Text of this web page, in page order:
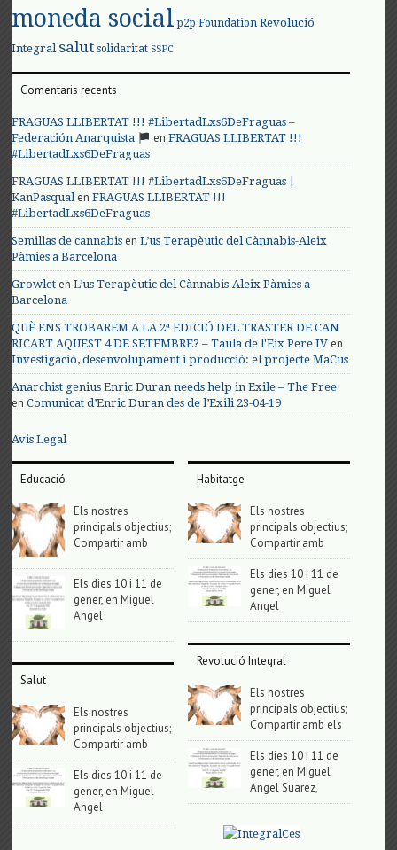
moneda social p2p Foundation Revolució
Integral salut solidaritat SSPC
Comentaris recents
FRAGUAS LLIBERTAT !!! #LibertadLxs6DeFraguas –
Federación Anarquista
enFRAGUAS LLIBERTAT !!!
#LibertadLxs6DeFraguas
FRAGUAS LLIBERTAT !!! #LibertadLxs6DeFraguas |
KanPasqualenFRAGUAS LLIBERTAT !!!
#LibertadLxs6DeFraguas
Semillas de cannabis enL’us Terapèutic del Cànnabis-Aleix
Pàmies a Barcelona
Growlet enL’us Terapèutic del Cànnabis-Aleix Pàmies a
Barcelona
QUÈ ENS TROBAREM A LA 2ª EDICIÓ DEL TRASTER DE CAN
RICART AQUEST 4 DE SETEMBRE? – Taula de l'Eix Pere IV en
Investigació, desenvolupament i producció: el projecte MaCus
Anarchist genius Enric Duran needs help in Exile – The Free
enComunicat d’Enric Duran des de l’Exili 23-04-19
Avis Legal
Educació
Els nostres
principals objectius;
Compartir amb
Els dies 10 i 11 de
gener, en Miguel
Angel
Salut
Els nostres
principals objectius;
Compartir amb
Els dies 10 i 11 de
gener, en Miguel
Angel
Habitatge
Els nostres
principals objectius;
Compartir amb
Els dies 10 i 11 de
gener, en Miguel
Angel
Revolució Integral
Els nostres
principals objectius;
Compartir amb els
Els dies 10 i 11 de
gener, en Miguel
Angel Suarez,